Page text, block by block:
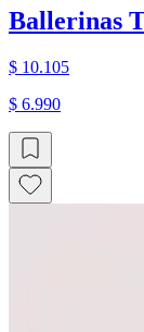
Ballerinas
$ 10.105
$ 6.990